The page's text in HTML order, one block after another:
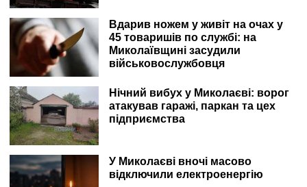
Вдарив ножем у живіт на очах у
45 товаришів по службі: на
Миколаївщині засудили
військовослужбовця
Нічний вибух у Миколаєві: ворог
атакував гаражі, паркан та цех
підприємства
У Миколаєві вночі масово
відключили електроенергію